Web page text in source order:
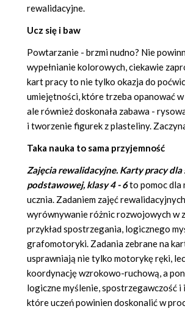
rewalidacyjne.
Ucz się i baw
Powtarzanie - brzmi nudno? Nie
wypełnianie kolorowych, ciekawie
kart pracy to nie tylko okazja do
umiejętności, które trzeba opanować w
ale również doskonała zabawa -
i tworzenie figurek z plasteliny.
Taka nauka to sama przyjemność
Zajęcia rewalidacyjne. Karty pracy dla
podstawowej, klasy 4 - 6to pomoc dla
ucznia. Zadaniem zajęć
wyrównywanie różnic rozwojowych w
przykład spostrzegania, logicznego
grafomotoryki. Zadania zebrane na
usprawniają nie tylko motorykę ręki,
koordynację wzrokowo-ruchową, a
logiczne myślenie, spostrzegawczość i
które uczeń powinien doskonalić w